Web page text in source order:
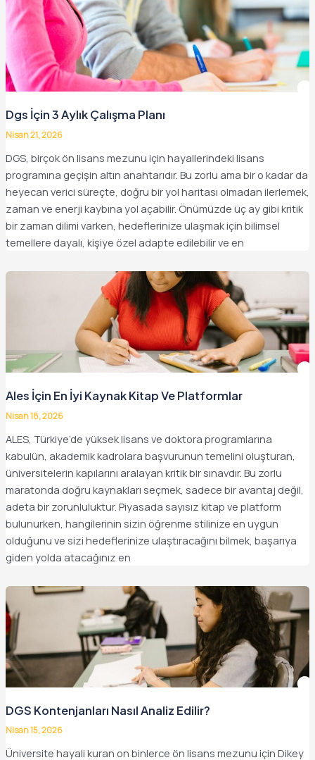
Dgs İçin 3 Aylık Çalışma Planı
Nisan 21, 2026
DGS, birçok ön lisans mezunu için hayallerindeki lisans
programına geçişin altın anahtarıdır. Bu zorlu ama bir o kadar da
heyecan verici süreçte, doğru bir yol haritası olmadan ilerlemek,
zaman ve enerji kaybına yol açabilir. Önümüzde üç ay gibi kritik
bir zaman dilimi varken, hedeflerinize ulaşmak için bilimsel
temellere dayalı, kişiye özel adapte edilebilir ve en
Ales İçin En İyi Kaynak Kitap Ve Platformlar
Nisan 18, 2026
ALES, Türkiye’de yüksek lisans ve doktora programlarına
kabulün, akademik kadrolara başvurunun temelini oluşturan,
üniversitelerin kapılarını aralayan kritik bir sınavdır. Bu zorlu
maratonda doğru kaynakları seçmek, sadece bir avantaj değil,
adeta bir zorunluluktur. Piyasada sayısız kitap ve platform
bulunurken, hangilerinin sizin öğrenme stilinize en uygun
olduğunu ve sizi hedeflerinize ulaştıracağını bilmek, başarıya
giden yolda atacağınız en
DGS Kontenjanları Nasıl Analiz Edilir?
Nisan 15, 2026
Üniversite hayali kuran on binlerce ön lisans mezunu için Dikey